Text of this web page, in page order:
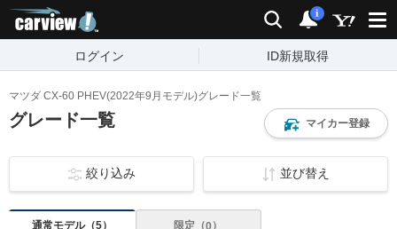
検索 通知
i
ログイン ID新規取得
マツダ CX-60 PHEV(2022年9月モデル)グレード一覧
グレード一覧 マイカー登録
絞り込み 並び替え
通常モデル（5） 限定（0 ）